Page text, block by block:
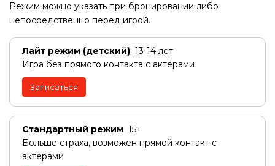
Режим можно указать при бронировании либо
непосредственно перед игрой.
Лайт режим (детский) 13-14 лет
Игра без прямого контакта с актёрами
Записаться
Стандартный режим 15+
Больше страха, возможен прямой контакт с
актёрами